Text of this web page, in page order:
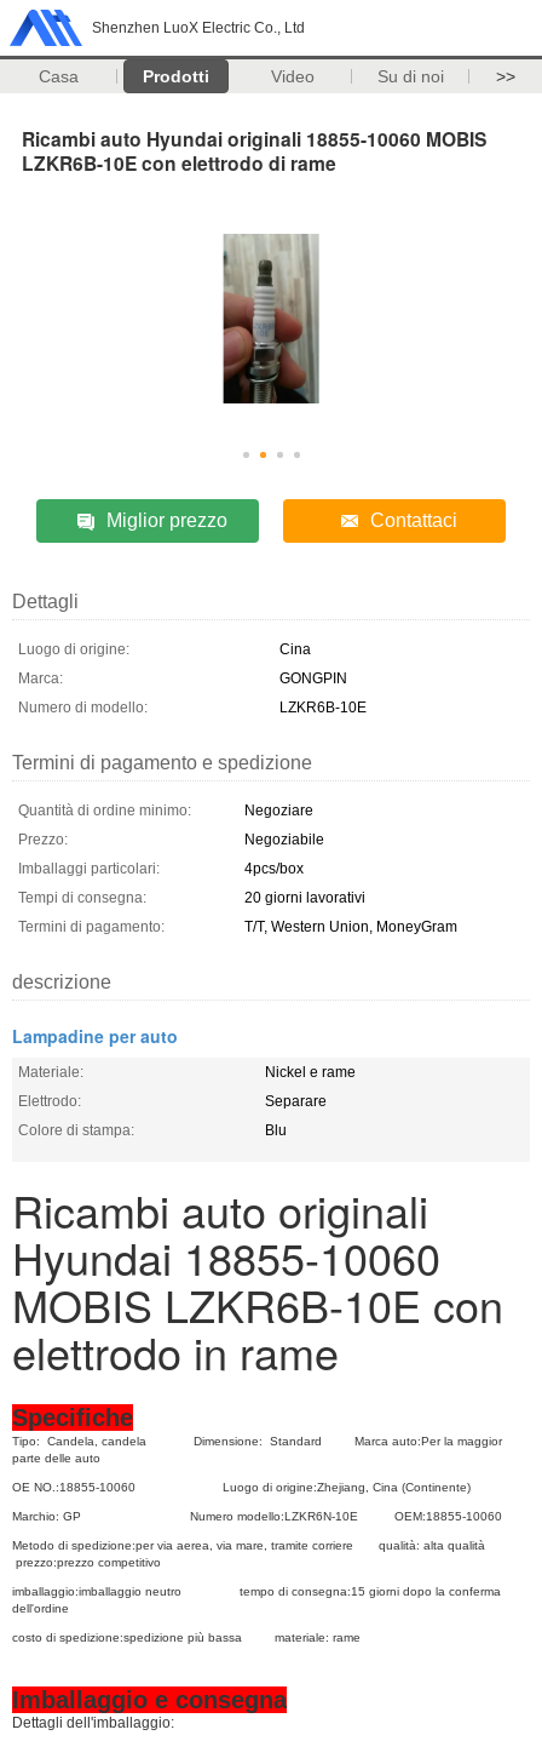
Shenzhen LuoX Electric Co., Ltd
Casa Prodotti Video Su di noi >>
Ricambi auto Hyundai originali 18855-10060 MOBIS
LZKR6B-10E con elettrodo di rame
Miglior prezzo Contattaci
Dettagli
Luogo di origine:
Cina
Marca:
GONGPIN
Numero di modello:
LZKR6B-10E
Termini di pagamento e spedizione
Quantità di ordine minimo:
Negoziare
Prezzo:
Negoziabile
Imballaggi particolari:
4pcs/box
Tempi di consegna:
20 giorni lavorativi
Termini di pagamento:
T/T, Western Union, MoneyGram
descrizione
Lampadine per auto
Materiale:
Nickel e rame
Elettrodo:
Separare
Colore di stampa:
Blu
Ricambi auto originali
Hyundai 18855-10060
MOBIS LZKR6B-10E con
elettrodo in rame
Specifiche
Tipo: Candela, candela Dimensione: Standard Marca auto:Per la maggior
parte delle auto
OE NO.:18855-10060 Luogo di origine:Zhejiang, Cina (Continente)
Marchio: GP Numero modello:LZKR6N-10E OEM:18855-10060
Metodo di spedizione:per via aerea, via mare, tramite corriere qualità: alta qualità
prezzo:prezzo competitivo
imballaggio:imballaggio neutro tempo di consegna:15 giorni dopo la conferma
dell'ordine
costo di spedizione:spedizione più bassa materiale: rame
Imballaggio e consegna
Dettagli dell'imballaggio: